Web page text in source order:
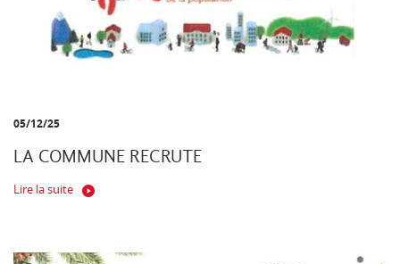
05/12/25
LA COMMUNE RECRUTE
Lire la suite